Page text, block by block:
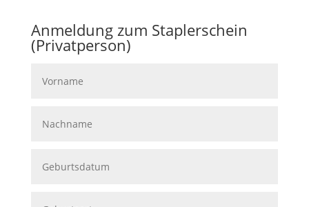
Anmeldung zum Staplerschein
(Privatperson)